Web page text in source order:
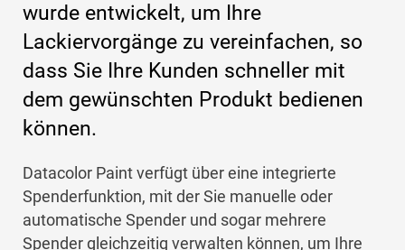
wurde entwickelt, um Ihre
Lackiervorgänge zu vereinfachen, so
dass Sie Ihre Kunden schneller mit
dem gewünschten Produkt bedienen
können.
Datacolor Paint verfügt über eine integrierte
Spenderfunktion, mit der Sie manuelle oder
automatische Spender und sogar mehrere
Spender gleichzeitig verwalten können, um Ihre